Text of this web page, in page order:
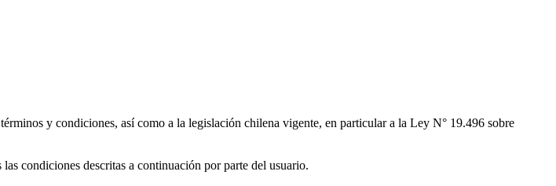
y condiciones, así como a la legislación chilena vigente, en particular a la Ley N° 19.496 sobre
condiciones descritas a continuación por parte del usuario.